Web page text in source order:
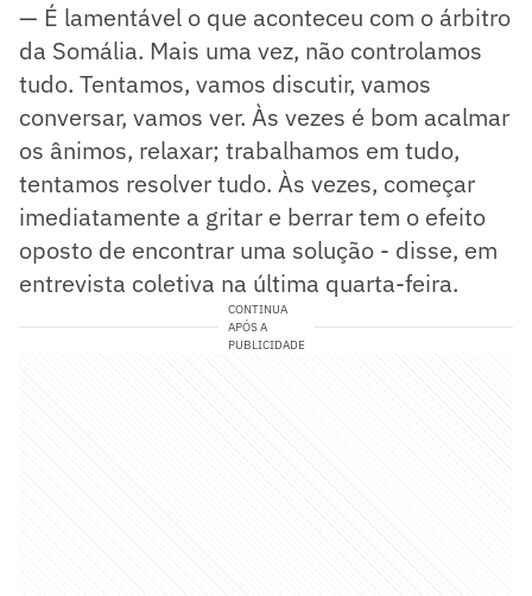
— É lamentável o que aconteceu com o árbitro
da Somália. Mais uma vez, não controlamos
tudo. Tentamos, vamos discutir, vamos
conversar, vamos ver. Às vezes é bom acalmar
os ânimos, relaxar; trabalhamos em tudo,
tentamos resolver tudo. Às vezes, começar
imediatamente a gritar e berrar tem o efeito
oposto de encontrar uma solução - disse, em
entrevista coletiva na última quarta-feira.
CONTINUA
APÓS A
PUBLICIDADE